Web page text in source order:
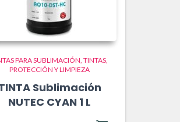
PARA SUBLIMACIÓN TINTAS,
PROTECCIÓN Y LIMPIEZA
Sublimación
NUTEC CYAN 1 L